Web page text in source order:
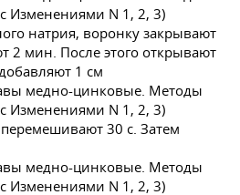
натрия, воронку закрывают
2 мин. После этого открывают
1 см
30 с. Затем